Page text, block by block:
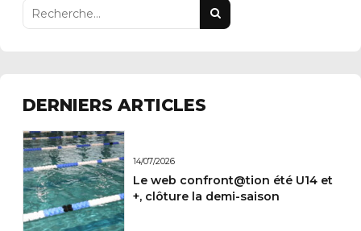
DERNIERS ARTICLES
14/07/2026
Le web confront@tion été U14 et
+, clôture la demi-saison